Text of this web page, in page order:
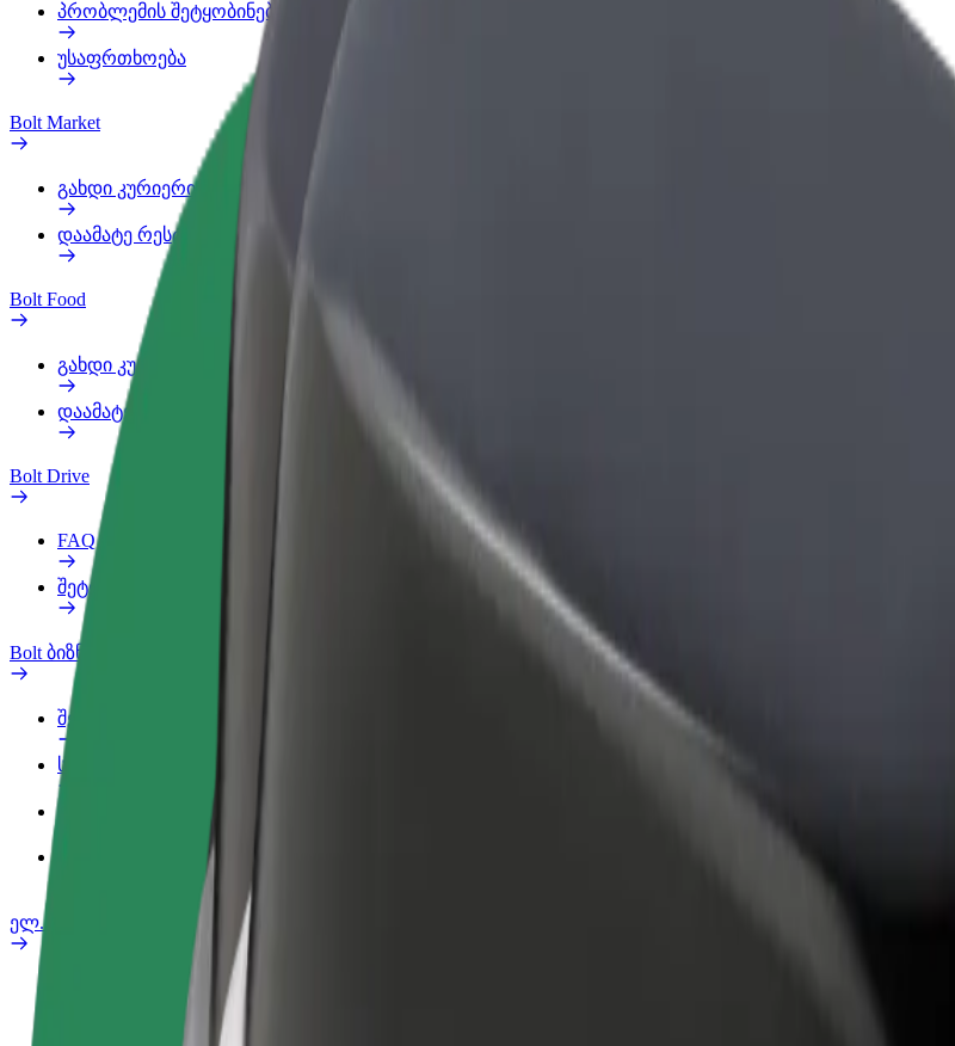
პრობლემის შეტყობინება
უსაფრთხოება
Bolt Market
გახდი კურიერი
დაამატე რესტორანი ან მაღაზია
Bolt Food
გახდი კურიერი
დაამატე რესტორანი ან მაღაზია
Bolt Drive
FAQ
შეტყობინება ავტომობილზე
Bolt ბიზნესისთვის
შეღავათები
სამსახურის პროფილი
Bolt Food for Business
ელ. ბაიკი
პრობლემის შეტყობინება